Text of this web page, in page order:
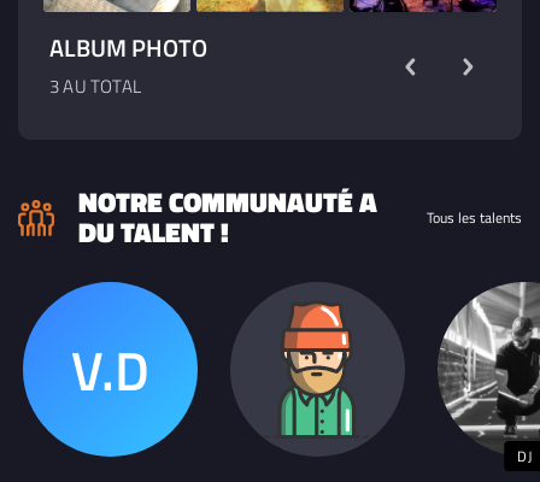
ALBUM PHOTO
3 AU TOTAL
NOTRE COMMUNAUTÉ A
DU TALENT ! Tous les talents
DJ